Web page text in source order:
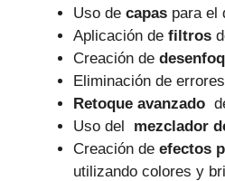
Uso de capas para el
Aplicación de filtros
Creación de
Eliminación de
Retoque avanzado
Uso del ‌ mezclador
Creación de efectos
utilizando colores y